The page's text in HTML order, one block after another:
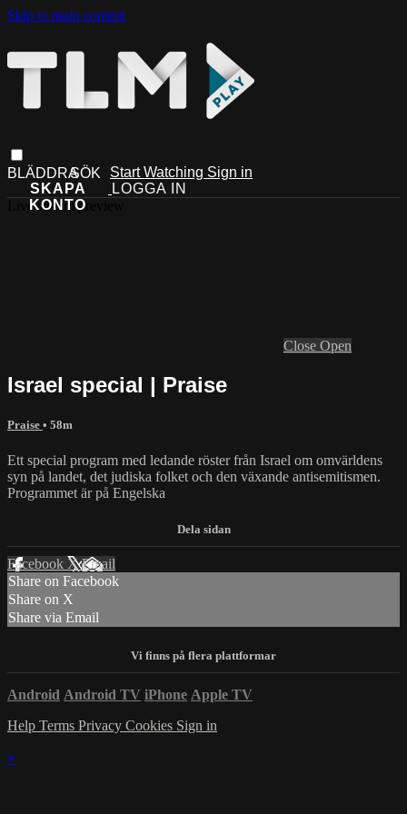
Skip to main content
Start Watching Sign in
Live stream preview
Close Open
Israel special | Praise
Praise • 58m
Ett special program med ledande röster från Israel om omvärldens
syn på landet, det judiska folket och den växande antisemitismen.
Programmet är på Engelska
Facebook XEmail
Share on Facebook
Share on X
Share via Email
Android Android TV iPhone Apple TV
Help Terms Privacy Cookies Sign in
×